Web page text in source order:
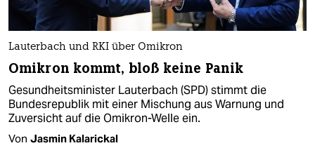
Lauterbach und RKI über Omikron
Omikron kommt, bloß keine Panik
Gesundheitsminister Lauterbach (SPD) stimmt die
Bundesrepublik mit einer Mischung aus Warnung und
Zuversicht auf die Omikron-Welle ein.
Von Jasmin Kalarickal